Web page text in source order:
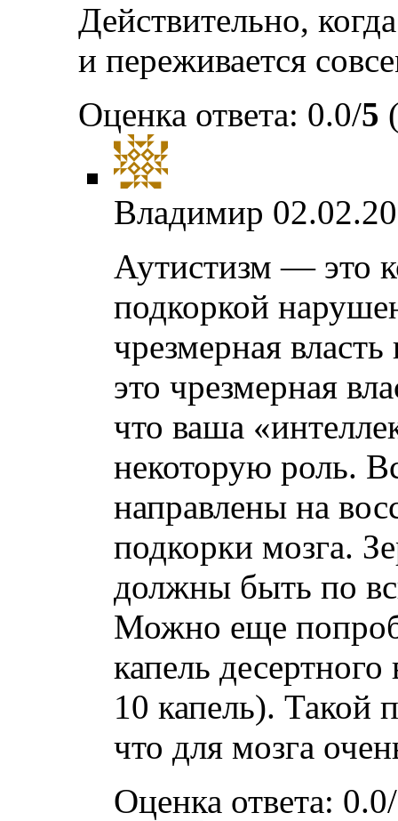
Действительно,
и переживается
Оценка ответа: 0.0/5
Владимир
Аутистизм — это
подкоркой
чрезмерная
это чрезмерная
что ваша
некоторую роль.
направлены на
подкорки мозга.
должны быть по
Можно еще
капель
10 капель). Такой
что для мозга
Оценка ответа: 0.0/